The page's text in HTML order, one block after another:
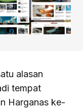
alasan
tempat
Harganas ke-